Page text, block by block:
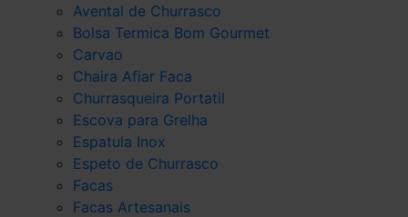
Avental de Churrasco
Bolsa Termica Bom Gourmet
Carvao
Chaira Afiar Faca
Churrasqueira Portatil
Escova para Grelha
Espatula Inox
Espeto de Churrasco
Facas
Facas Artesanais